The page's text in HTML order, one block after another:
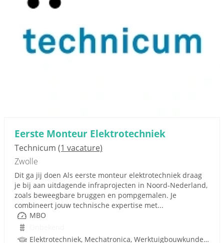
Eerste Monteur Elektrotechniek
Technicum (1 vacature)
Zwolle
Dit ga jij doen Als eerste monteur elektrotechniek draag
je bij aan uitdagende infraprojecten in Noord-Nederland,
zoals beweegbare bruggen en pompgemalen. Je
combineert jouw technische expertise met...
MBO
Elektrotechniek, Mechatronica, Werktuigbouwkunde, Infra, Techniek